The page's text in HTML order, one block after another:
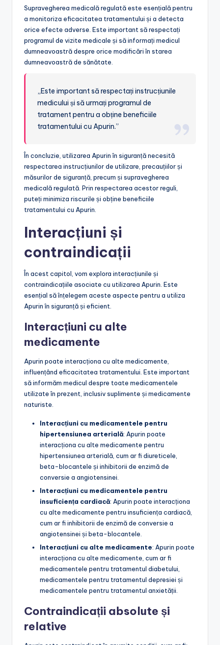
Supravegherea medicală regulată este esențială pentru
a monitoriza eficacitatea tratamentului și a detecta
orice efecte adverse. Este important să respectați
programul de vizite medicale și să informați medicul
dumneavoastră despre orice modificări în starea
dumneavoastră de sănătate.
„Este important să respectați instrucțiunile
medicului și să urmați programul de
tratament pentru a obține beneficiile
tratamentului cu Apurin.”
În concluzie, utilizarea Apurin în siguranță necesită
respectarea instrucțiunilor de utilizare, precauțiilor și
măsurilor de siguranță, precum și supravegherea
medicală regulată. Prin respectarea acestor reguli,
puteți minimiza riscurile și obține beneficiile
tratamentului cu Apurin.
Interacțiuni și
contraindicații
În acest capitol, vom explora interacțiunile și
contraindicațiile asociate cu utilizarea Apurin. Este
esențial să înțelegem aceste aspecte pentru a utiliza
Apurin în siguranță și eficient.
Interacțiuni cu alte
medicamente
Apurin poate interacționa cu alte medicamente,
influențând eficacitatea tratamentului. Este important
să informăm medicul despre toate medicamentele
utilizate în prezent, inclusiv suplimente și medicamente
naturiste.
Interacțiuni cu medicamentele pentru
hipertensiunea arterială: Apurin poate
interacționa cu alte medicamente pentru
hipertensiunea arterială, cum ar fi diureticele,
beta-blocantele și inhibitorii de enzimă de
conversie a angiotensinei.
Interacțiuni cu medicamentele pentru
insuficiența cardiacă: Apurin poate interacționa
cu alte medicamente pentru insuficiența cardiacă,
cum ar fi inhibitorii de enzimă de conversie a
angiotensinei și beta-blocantele.
Interacțiuni cu alte medicamente: Apurin poate
interacționa cu alte medicamente, cum ar fi
medicamentele pentru tratamentul diabetului,
medicamentele pentru tratamentul depresiei și
medicamentele pentru tratamentul anxietății.
Contraindicații absolute și
relative